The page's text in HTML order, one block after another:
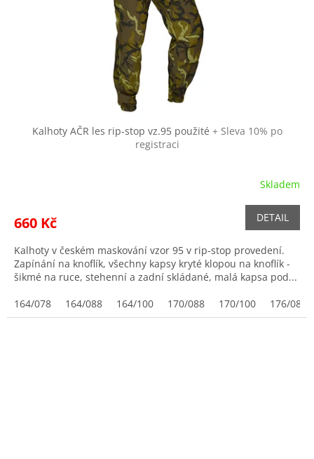
Kalhoty AČR les rip-stop vz.95 použité + Sleva 10% po
registraci
Skladem
660 Kč DETAIL
Kalhoty v českém maskování vzor 95 v rip-stop provedení.
Zapínání na knoflík, všechny kapsy kryté klopou na knoflík -
šikmé na ruce, stehenní a zadní skládané, malá kapsa pod...
164/078
164/088 164/100 170/088 170/100 176/088